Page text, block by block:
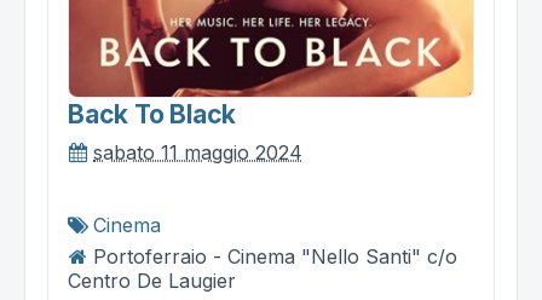
Back To Black
sabato 11 maggio 2024
Cinema
Portoferraio - Cinema "Nello Santi" c/o
Centro De Laugier